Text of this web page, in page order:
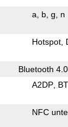
a b g n
Hotspot
Bluetooth 4.0
A2DP
NFC